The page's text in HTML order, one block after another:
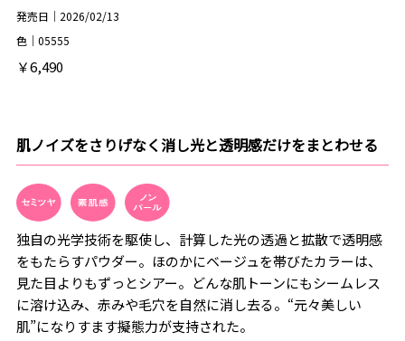
発売日｜2026/02/13
色｜05555
￥6,490
肌ノイズをさりげなく消し光と透明感だけをまとわせる
独自の光学技術を駆使し、計算した光の透過と拡散で透明感
をもたらすパウダー。ほのかにベージュを帯びたカラーは、
見た目よりもずっとシアー。どんな肌トーンにもシームレス
に溶け込み、赤みや毛穴を自然に消し去る。“元々美しい
肌”になりすます擬態力が支持された。